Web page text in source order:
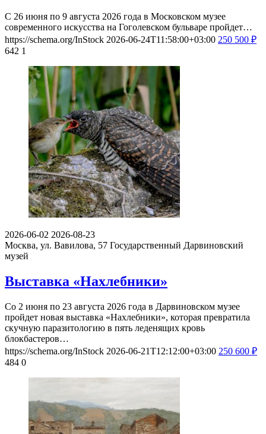
С 26 июня по 9 августа 2026 года в Московском музее
современного искусства на Гоголевском бульваре пройдет…
https://schema.org/InStock 2026-06-24T11:58:00+03:00 250 500 ₽
642 1
2026-06-02 2026-08-23
Москва, ул. Вавилова, 57 Государственный Дарвиновский
музей
Выставка «Нахлебники»
Со 2 июня по 23 августа 2026 года в Дарвиновском музее
пройдет новая выставка «Нахлебники», которая превратила
скучную паразитологию в пять леденящих кровь
блокбастеров…
https://schema.org/InStock 2026-06-21T12:12:00+03:00 250 600 ₽
484 0